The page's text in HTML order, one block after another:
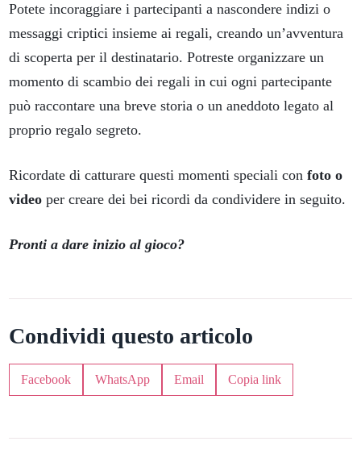
Potete incoraggiare i partecipanti a nascondere indizi o
messaggi criptici insieme ai regali, creando un’avventura
di scoperta per il destinatario. Potreste organizzare un
momento di scambio dei regali in cui ogni partecipante
può raccontare una breve storia o un aneddoto legato al
proprio regalo segreto.
Ricordate di catturare questi momenti speciali con foto o
video per creare dei bei ricordi da condividere in seguito.
Pronti a dare inizio al gioco?
Condividi questo articolo
Facebook WhatsApp Email Copia link